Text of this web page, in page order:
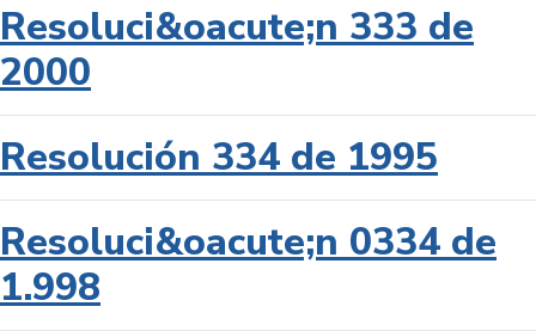
Resoluci&oacute;n 333 de
2000
Resolución 334 de 1995
Resoluci&oacute;n 0334 de
1.998